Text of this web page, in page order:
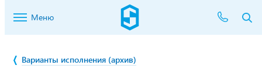
Меню
Варианты исполнения (архив)